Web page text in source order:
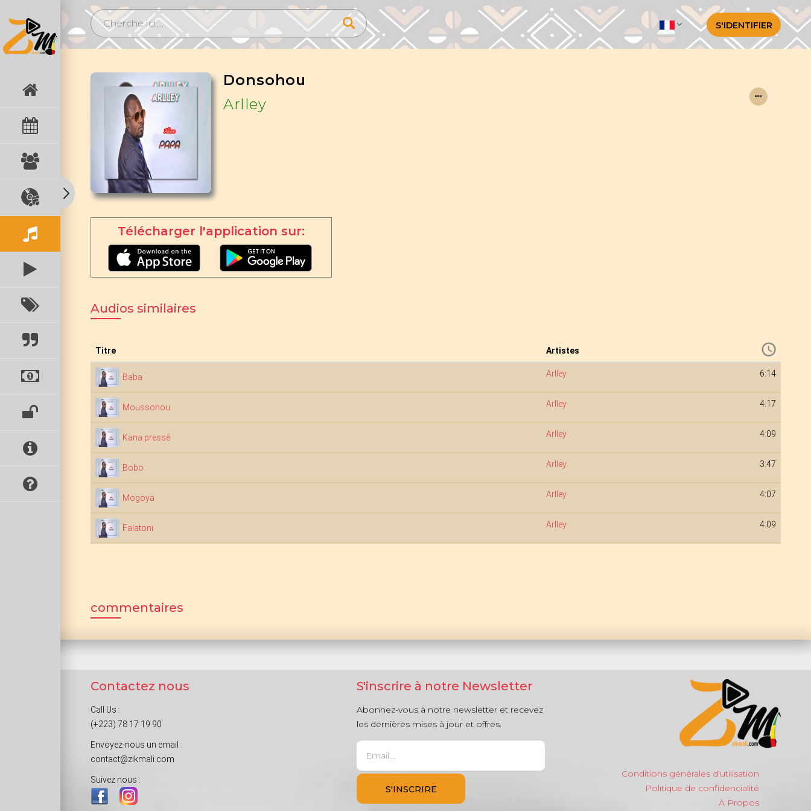
S'IDENTIFIER
Donsohou
Arlley
Télécharger l'application sur:
Audios similaires
Titre Artistes
Baba Arlley 6:14
Moussohou Arlley 4:17
Kana pressé Arlley 4:09
Bobo Arlley 3:47
Mogoya Arlley 4:07
Falatoni Arlley 4:09
commentaires
Contactez nous
Call Us :
(+223) 78 17 19 90
Envoyez-nous un email :
contact@zikmali.com
Suivez nous :
S'inscrire à notre Newsletter
Abonnez-vous à notre newsletter et recevez
les dernières mises à jour et offres.
Conditions générales d'utilisation
Politique de confidencialité
À Propos